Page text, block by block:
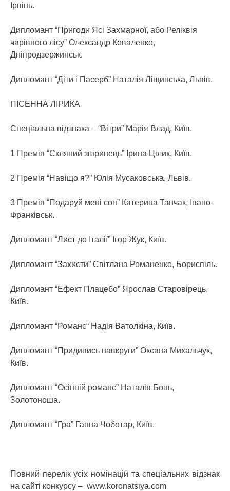
Ірпінь.
Дипломант “Пригоди Ясі Захмарної, або Реліквія
чарівного лісу” Олександр Коваленко,
Дніпродзержинськ.
Дипломант “Діти і Пасерб” Наталія Ліщинська, Львів.
ПІСЕННА ЛІРИКА
Спеціальна відзнака – “Вітри” Марія Влад, Київ.
1 Премія “Скляний звіринець” Ірина Цілик, Київ.
2 Премія “Навіщо я?” Юлія Мусаковська, Львів.
3 Премія “Подаруй мені сон” Катерина Танчак, Івано-
Франківськ.
Дипломант “Лист до Італії” Ігор Жук, Київ.
Дипломант “Захисти” Світлана Романенко, Бориспіль.
Дипломант “Ефект Плацебо” Ярослав Старовірець,
Київ.
Дипломант “Романс“ Надія Ватолкіна, Київ.
Дипломант “Придивись навкруги” Оксана Михальчук,
Київ.
Дипломант “Осінній романс” Наталія Бонь,
Золотоноша.
Дипломант “Гра” Ганна Чоботар, Київ.
Повний перелік усіх номінацій та спеціальних відзнак
на сайті конкурсу – www.koronatsiya.com